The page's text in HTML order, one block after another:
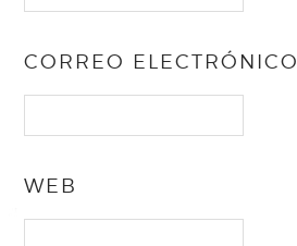
CORREO ELECTRÓNICO
WEB